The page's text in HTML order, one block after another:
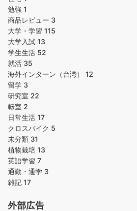
勉強 1
商品レビュー 3
大学・学習 115
大学入試 13
学生生活 52
就活 35
海外インターン（台湾） 12
留学 3
研究室 22
転室 2
日常生活 17
クロスバイク 5
未分類 31
植物栽培 13
英語学習 7
通勤・通学 3
雑記 17
外部広告